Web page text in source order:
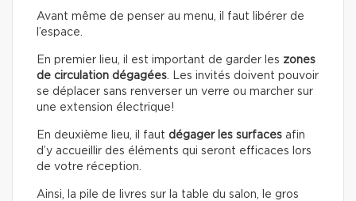
Avant même de penser au menu, il faut libérer de
l’espace.
En premier lieu, il est important de garder les zones
de circulation dégagées. Les invités doivent pouvoir
se déplacer sans renverser un verre ou marcher sur
une extension électrique!
En deuxième lieu, il faut dégager les surfaces afin
d’y accueillir des éléments qui seront efficaces lors
de votre réception.
Ainsi, la pile de livres sur la table du salon, le gros